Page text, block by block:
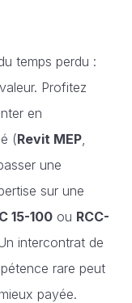
temps perdu :
Profitez
en
(Revit MEP
une
sur une
15-100 ou RCC-
intercontrat de
rare peut
payée.